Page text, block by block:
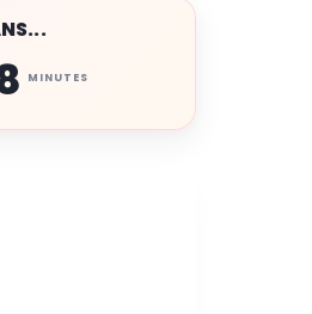
MINUTES